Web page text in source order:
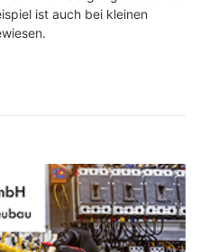
ist auch bei kleinen